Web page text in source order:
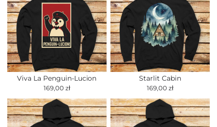
Viva La Penguin-Lucion
169,00 zł
Starlit Cabin
169,00 zł